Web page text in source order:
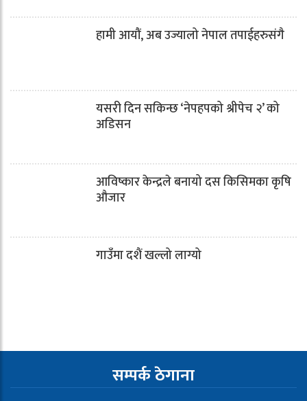
हामी आयौं, अब उज्यालो नेपाल तपाईहरुसंगै
यसरी दिन सकिन्छ ‘नेपहपको श्रीपेच २’ को
अडिसन
आविष्कार केन्द्रले बनायो दस किसिमका कृषि
औजार
गाउँमा दशैं खल्लो लाग्यो
सम्पर्क ठेगाना